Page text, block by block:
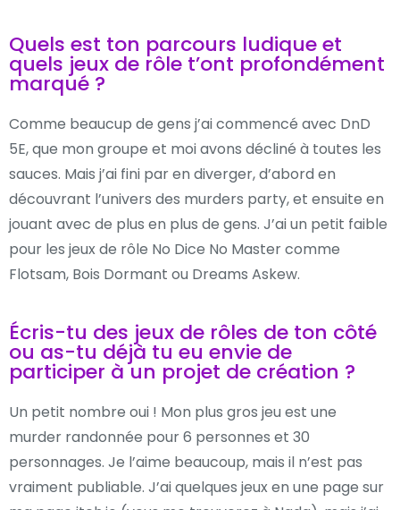
Quels est ton parcours ludique et
quels jeux de rôle t’ont profondément
marqué ?
Comme beaucup de gens j’ai commencé avec DnD
5E, que mon groupe et moi avons décliné à toutes les
sauces. Mais j’ai fini par en diverger, d’abord en
découvrant l’univers des murders party, et ensuite en
jouant avec de plus en plus de gens. J’ai un petit faible
pour les jeux de rôle No Dice No Master comme
Flotsam, Bois Dormant ou Dreams Askew.
Écris-tu des jeux de rôles de ton côté
ou as-tu déjà tu eu envie de
participer à un projet de création ?
Un petit nombre oui ! Mon plus gros jeu est une
murder randonnée pour 6 personnes et 30
personnages. Je l’aime beaucoup, mais il n’est pas
vraiment publiable. J’ai quelques jeux en une page sur